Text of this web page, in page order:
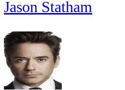
Jason Statham